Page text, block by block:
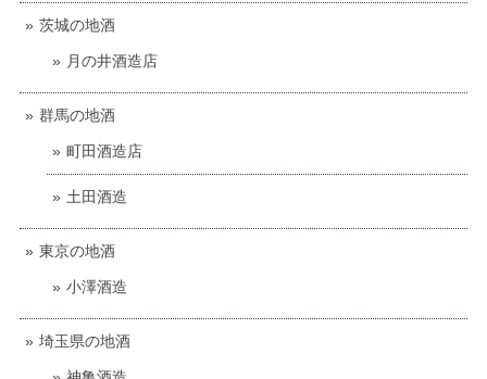
茨城の地酒
月の井酒造店
群馬の地酒
町田酒造店
土田酒造
東京の地酒
小澤酒造
埼玉県の地酒